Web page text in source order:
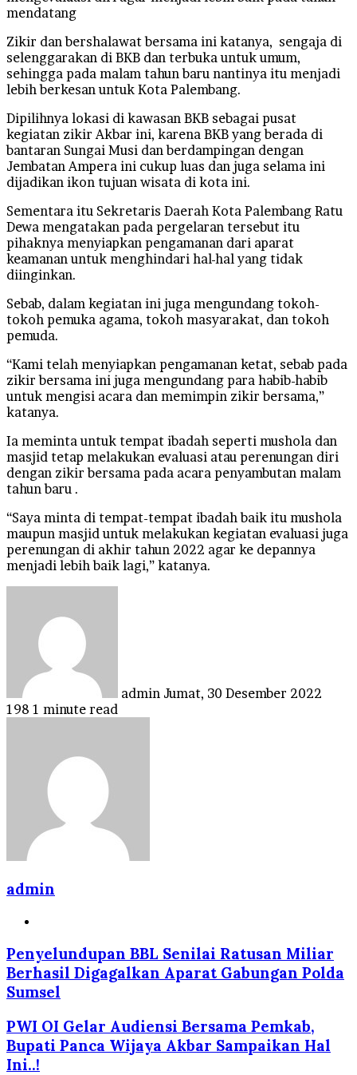
mendatang
Zikir dan bershalawat bersama ini katanya, sengaja di
selenggarakan di BKB dan terbuka untuk umum,
sehingga pada malam tahun baru nantinya itu menjadi
lebih berkesan untuk Kota Palembang.
Dipilihnya lokasi di kawasan BKB sebagai pusat
kegiatan zikir Akbar ini, karena BKB yang berada di
bantaran Sungai Musi dan berdampingan dengan
Jembatan Ampera ini cukup luas dan juga selama ini
dijadikan ikon tujuan wisata di kota ini.
Sementara itu Sekretaris Daerah Kota Palembang Ratu
Dewa mengatakan pada pergelaran tersebut itu
pihaknya menyiapkan pengamanan dari aparat
keamanan untuk menghindari hal-hal yang tidak
diinginkan.
Sebab, dalam kegiatan ini juga mengundang tokoh-
tokoh pemuka agama, tokoh masyarakat, dan tokoh
pemuda.
“Kami telah menyiapkan pengamanan ketat, sebab pada
zikir bersama ini juga mengundang para habib-habib
untuk mengisi acara dan memimpin zikir bersama,”
katanya.
Ia meminta untuk tempat ibadah seperti mushola dan
masjid tetap melakukan evaluasi atau perenungan diri
dengan zikir bersama pada acara penyambutan malam
tahun baru .
“Saya minta di tempat-tempat ibadah baik itu mushola
maupun masjid untuk melakukan kegiatan evaluasi juga
perenungan di akhir tahun 2022 agar ke depannya
menjadi lebih baik lagi,” katanya.
admin Jumat, 30 Desember 2022
198 1 minute read
admin
Penyelundupan BBL Senilai Ratusan Miliar
Berhasil Digagalkan Aparat Gabungan Polda
Sumsel
PWI OI Gelar Audiensi Bersama Pemkab,
Bupati Panca Wijaya Akbar Sampaikan Hal
Ini..!